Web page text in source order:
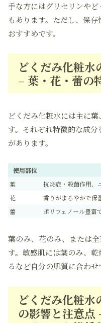
手な方にはグリセリンや
もあります。ただし、保
おすすめです。
どくだみ化粧水
– 葉・花・蕾の
どくだみ化粧水には主に
す。それぞれ特徴的な成
があります。
使用部位
葉
抗炎症・殺菌作用、
花
香りがまろやかで保
蕾
ポリフェノール豊富
葉のみ、花のみ、または
す。敏感肌には葉のみ、
るなど自分の肌質に合わせ
どくだみ化粧水
の影響と注意点